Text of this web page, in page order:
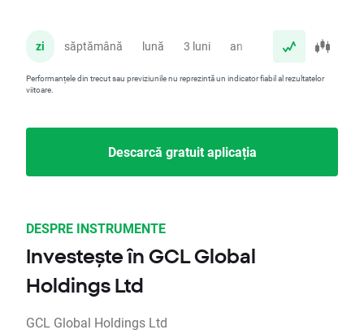
zi săptămână lună 3 luni an
Performanțele din trecut sau previziunile nu reprezintă un indicator fiabil al rezultatelor
viitoare.
Descarcă gratuit aplicația
DESPRE INSTRUMENTE
Investește în GCL Global
Holdings Ltd
GCL Global Holdings Ltd